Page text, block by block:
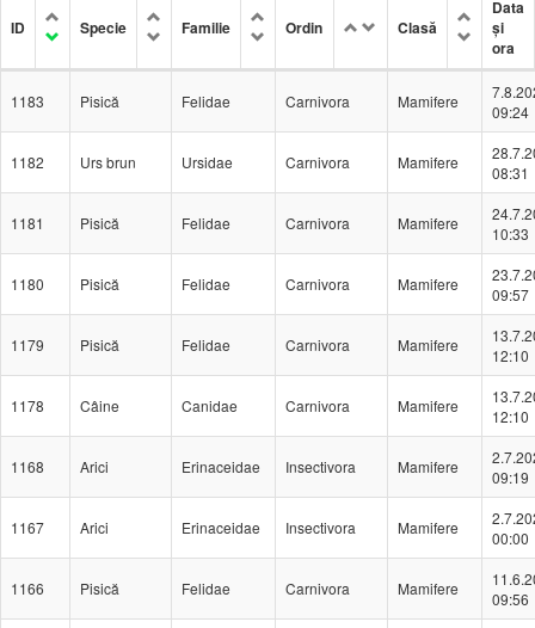
ID Specie Familie Ordin Clasă
Data
și
ora
1183 Pisică Felidae Carnivora Mamifere
09:24
1182 Urs brun Ursidae Carnivora Mamifere
08:31
1181 Pisică Felidae Carnivora Mamifere
10:33
1180 Pisică Felidae Carnivora Mamifere
09:57
1179 Pisică Felidae Carnivora Mamifere
12:10
1178 Câine Canidae Carnivora Mamifere
12:10
1168 Arici Erinaceidae Insectivora Mamifere
09:19
1167 Arici Erinaceidae Insectivora Mamifere
00:00
1166 Pisică Felidae Carnivora Mamifere
09:56